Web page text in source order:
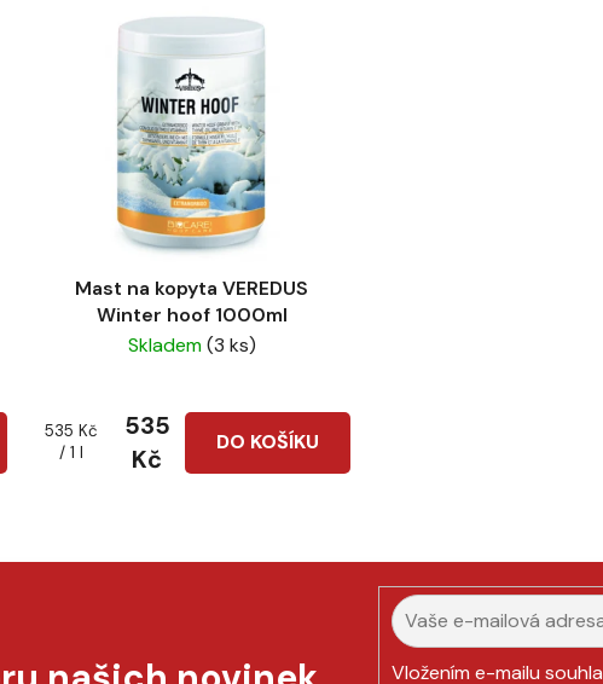
Mast na kopyta VEREDUS
Winter hoof 1000ml
Skladem(3 ks)
DO KOŠÍKU
535
Kč
Měrná
cena:
535 Kč
/ 1 l
Vložením e-mailu